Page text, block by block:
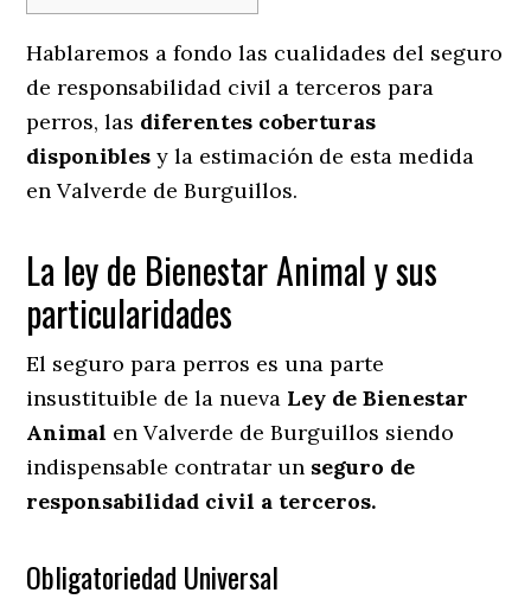
Hablaremos a fondo las cualidades del seguro
de responsabilidad civil a terceros para
perros, las diferentes coberturas
disponibles y la estimación de esta medida
en Valverde de Burguillos.
La ley de Bienestar Animal y sus
particularidades
El seguro para perros es una parte
insustituible de la nueva Ley de Bienestar
Animal en Valverde de Burguillos siendo
indispensable contratar un seguro de
responsabilidad civil a terceros.
Obligatoriedad Universal